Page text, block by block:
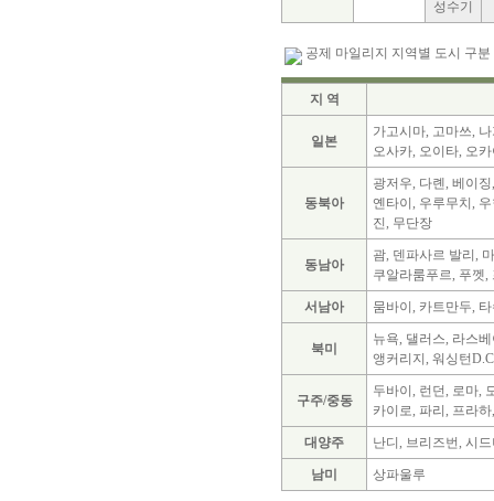
성수기
공제 마일리지 지역별 도시 구분
지 역
일본
가고시마, 고마쓰,
오사카, 오이타, 오
동북아
광저우, 다롄, 베이
옌타이, 우루무치,
진, 무단장
동남아
괌, 덴파사르 발리,
쿠알라룸푸르, 푸껫,
서남아 뭄바이, 카트만두,
북미
뉴욕, 댈러스, 라스
앵커리지, 워싱턴
구주/중동
두바이, 런던, 로마,
카이로, 파리, 프라
대양주 난디, 브리즈번, 시
남미 상파울루